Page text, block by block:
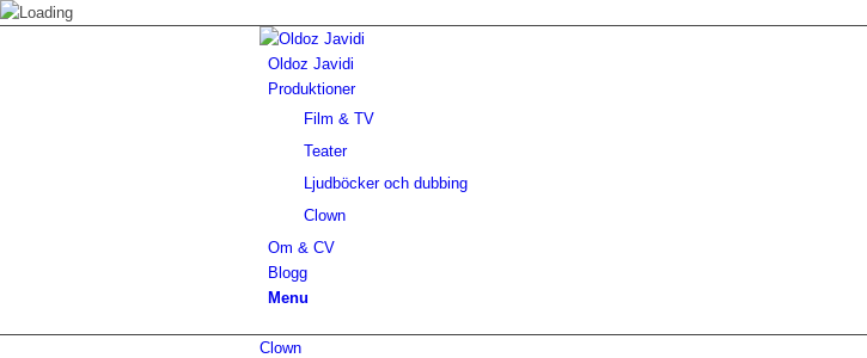
Oldoz Javidi
Produktioner
Film & TV
Teater
Ljudböcker och dubbing
Clown
Om & CV
Blogg
Menu
Clown